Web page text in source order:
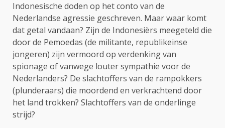
Indonesische doden op het conto van de
Nederlandse agressie geschreven. Maar waar komt
dat getal vandaan? Zijn de Indonesiërs meegeteld die
door de Pemoedas (de militante, republikeinse
jongeren) zijn vermoord op verdenking van
spionage of vanwege louter sympathie voor de
Nederlanders? De slachtoffers van de rampokkers
(plunderaars) die moordend en verkrachtend door
het land trokken? Slachtoffers van de onderlinge
strijd?